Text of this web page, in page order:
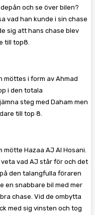
och se över bilen?
vad han kunde i sin chase
sig att hans chase blev
till top8.
möttes i form av Ahmad
i den totala
steg med Daham men
till top 8.
Hazaa AJ Al Hosani.
vad AJ står för och det
den talangfulla föraren
en snabbare bil med mer
chase. Vid de ombytta
med sig vinsten och tog